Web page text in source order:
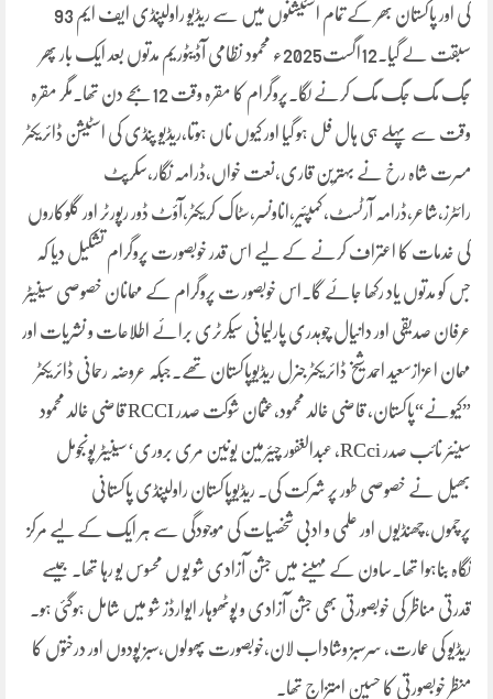
کی اور پاکستان بھر کے تمام اسٹیشنوں میں سے ریڈیو راولپنڈی ایف ایم 93
سبقت لے گیا۔12اگست2025ء محمود نظامی آڈیٹوریم مدتوں بعد ایک بار پھر
جگ مگ جگ مگ کرنے لگا۔پروگرام کا مقرہ وقت 12بجے دن تھا۔مگر مقرہ
وقت سے پہلے ہی ہال فل ہو گیا اور کیوں ناں ہوتا،ریڈیو پنڈی کی اسٹیشن ڈائریکٹر
مسرت شاہ رخ نے بہترین قاری،نعت خواں،ڈرامہ نگار،سکرپٹ
رائٹرز،شاعر،ڈرامہ آرٹسٹ،کمپئیر،اناونسر،سٹاک کریکٹر،آؤٹ ڈور رپورٹر اور گلوکاروں
کی خدمات کا اعتراف کرنے کے لیے اس قدر خوبصورت پروگرام تشکیل دیا کہ
جس کو مدتوں یاد رکھا جائے گا۔اس خوبصور ت پروگرام کے مہمانان خصوصی سینیٹر
عرفان صدیقی اور دانیال چوہدری پارلیمانی سیکرٹری برائے اطلاعات و نشریات اور
مہمان اعزازسعید احمد شیخ ڈائریکٹر جنرل ریڈیوپاکستان تھے۔جبکہ عروضہ رحمانی ڈائریکٹر
”کیونے“پاکستان، قاضی خالد محمود،عثمان شوکت صدر RCCI قاضی خالد محمود
سینئر نائب صدر RCci, عبدالغفور چیئرمین یونین مری بروری‘سینیٹر پونجومل
بھیل نے خصوصی طور پر شرکت کی۔ ریڈیوپاکستان راولپنڈی پاکستانی
پرچموں،چھنڈیوں اور علمی و ادبی شخصیات کی موجودگی سے ہر ایک کے لیے مرکز
نگاہ بناہوا تھا۔ساون کے مہینے میں جشن آزادی شو یو ں محسوس یو رہا تھا۔ جیسے
قدرتی مناظر کی خوبصورتی بھی جشن آزادی و پوٹھوہار ایوارڈز شو میں شامل ہوگئی ہو۔
ریڈیو کی عمارت، سرسبز وشاداب لان،خوبصورت پھولوں،سبز پودوں اور درختوں کا
منظر خوبصورتی کا حسین امتزاج تھا۔